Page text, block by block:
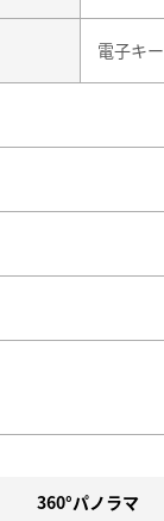
電子キー
360°パノラマ